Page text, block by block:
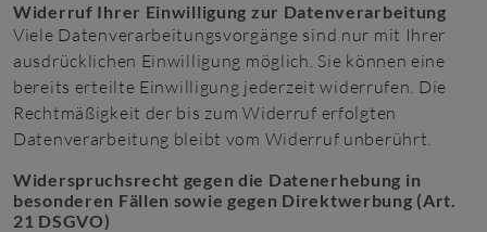
Widerruf Ihrer Einwilligung zur Datenverarbeitung
Viele Datenverarbeitungsvorgänge sind nur mit Ihrer
ausdrücklichen Einwilligung möglich. Sie können eine
bereits erteilte Einwilligung jederzeit widerrufen. Die
Rechtmäßigkeit der bis zum Widerruf erfolgten
Datenverarbeitung bleibt vom Widerruf unberührt.
Widerspruchsrecht gegen die Datenerhebung in
besonderen Fällen sowie gegen Direktwerbung (Art.
21 DSGVO)